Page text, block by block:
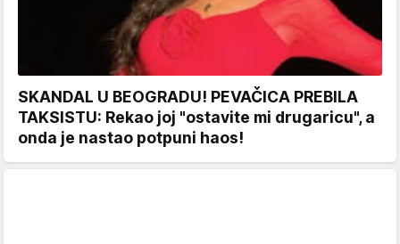
SKANDAL U BEOGRADU! PEVAČICA PREBILA
TAKSISTU: Rekao joj "ostavite mi drugaricu", a
onda je nastao potpuni haos!